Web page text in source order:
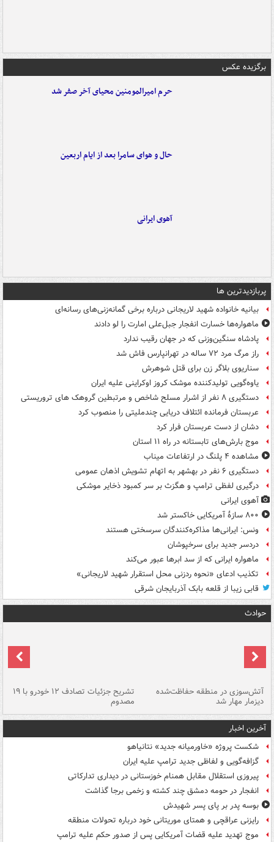
برگزیده عکس
حرم امیرالمومنین محیای آخر صفر شد
حال و هوای سامرا بعد از ایام اربعین
آهوی ایرانی
پربازدیدترین ها
بیانیه خانواده شهید لاریجانی درباره برخی گمانه‌زنی‌های رسانه‌ای
ماهواره‌ها خسارت انفجار جبل‌علی امارت را لو دادند
پادشاه سنگین‌وزنی که در جهان رقیب ندارد
راز مرگ مرد ۷۲ ساله در تهرانپارس فاش شد
سناریوی بلاگر زن برای قتل شوهرش
یاوه‌گویی تولیدکننده موشک کروز اوکراینی علیه ایران
دستگیری ۸ نفر از اشرار مسلح شاخص و مرتبطین گروهک های تروریستی
عربستان فرمانده ائتلاف دریایی چندملیتی را منصوب کرد
دشان از دست عربستان فرار کرد
موج بارش‌های تابستانه در راه ۱۱ استان
مشاهده ۴ پلنگ در ارتفاعات میناب
دستگیری ۶ نفر در بهشهر به اتهام تشویش اذهان عمومی
درگیری لفظی ترامپ و هگزث بر سر کمبود ذخایر موشکی
آهوی ایرانی
۸۰۰ سازۀ آمریکایی خاکستر شد
ونس: ایرانی‌ها مذاکره‌کنندگان سرسختی هستند
دردسر جدید برای سرخپوشان
ماهواره ایرانی که از سد ابرها عبور می‌کند
تکذیب ادعای «نحوه ردزنی محل استقرار شهید لاریجانی»
قابی زیبا از قلعه بابک آذربایجان شرقی
حوادث
آتش‌سوزی در منطقه حفاظت‌شده
دیزمار مهار شد
تشریح جزئیات تصادف ۱۲ خودرو با ۱۹
مصدوم
آخرین اخبار
شکست پروژه «خاورمیانه جدید» نتانیاهو
گزافه‌گویی و لفاظی جدید ترامپ علیه ایران
پیروزی استقلال مقابل همنام خوزستانی در دیداری تدارکاتی
انفجار در حومه دمشق چند کشته و زخمی برجا گذاشت
بوسه‌ پدر بر پای پسر شهیدش
رایزنی عراقچی و همتای موریتانی خود درباره تحولات منطقه
موج تهدید علیه قضات آمریکایی پس از صدور حکم علیه ترامپ